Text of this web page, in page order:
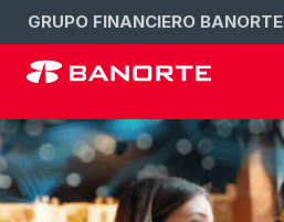
GRUPO FINANCIERO BANORTE